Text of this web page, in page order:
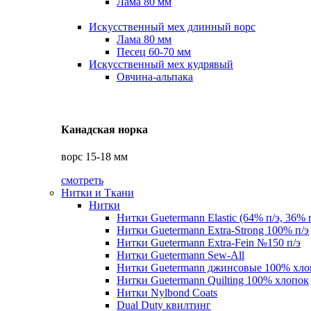
Искусственный мех длинный ворс
Лама 80 мм
Песец 60-70 мм
Искусственный мех кудрявый
Овчина-альпака
Канадская норка
ворс 15-18 мм
смотреть
Нитки и Ткани
Нитки
Нитки Guetermann Elastic (64% п/э, 36%
Нитки Guetermann Extra-Strong 100% п/э
Нитки Guetermann Extra-Fein №150 п/э
Нитки Guetermann Sew-All
Нитки Guetermann джинсовые 100%
Нитки Guetermann Quilting 100% хлопок
Нитки Nylbond Coats
Dual Duty квилтинг